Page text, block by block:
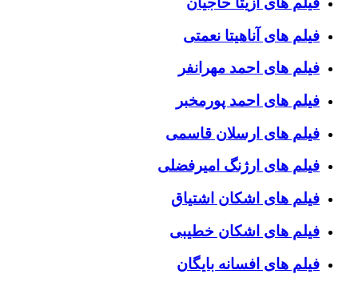
فیلم های آناهیتا نعمتی
فیلم های احمد مهرانفر
فیلم های احمد پورمخبر
فیلم های ارسلان قاسمی
فیلم های ارژنگ امیرفضلی
فیلم های اشکان اشتیاق
فیلم های اشکان خطیبی
فیلم های افسانه بایگان